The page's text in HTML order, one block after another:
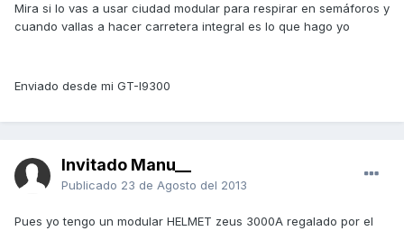
Mira si lo vas a usar ciudad modular para respirar en semáforos y
cuando vallas a hacer carretera integral es lo que hago yo
Enviado desde mi GT-I9300
Invitado Manu__
Publicado 23 de Agosto del 2013
Pues yo tengo un modular HELMET zeus 3000A regalado por el